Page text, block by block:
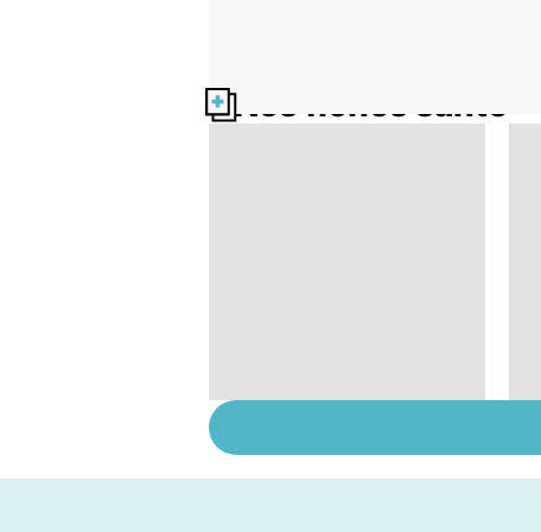
Nos fiches santé
bouleversement